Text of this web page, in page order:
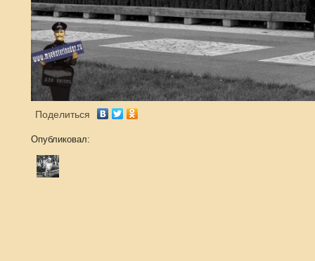
Поделиться
Опубликовал: